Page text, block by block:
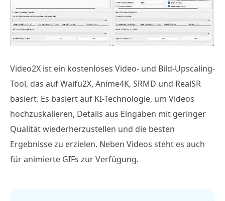
Video2X ist ein kostenloses Video- und Bild-Upscaling-
Tool, das auf Waifu2X, Anime4K, SRMD und RealSR
basiert. Es basiert auf KI-Technologie, um Videos
hochzuskalieren, Details aus Eingaben mit geringer
Qualität wiederherzustellen und die besten
Ergebnisse zu erzielen. Neben Videos steht es auch
für animierte GIFs zur Verfügung.